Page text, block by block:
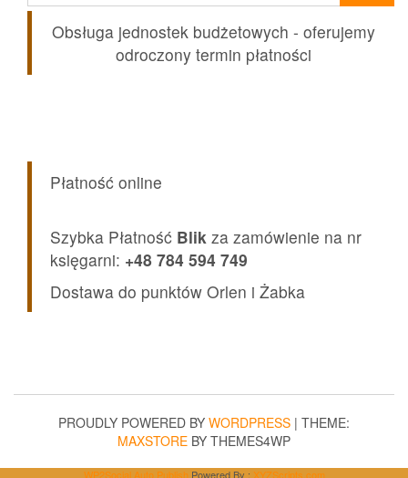
Obsługa jednostek budżetowych - oferujemy
odroczony termin płatności
Płatność online
Szybka Płatność Blik za zamówienie na nr
księgarni: +48 784 594 749
Dostawa do punktów Orlen i Żabka
PROUDLY POWERED BY WORDPRESS | THEME:
MAXSTORE BY THEMES4WP
WP2Social Auto Publish Powered By : XYZScripts.com